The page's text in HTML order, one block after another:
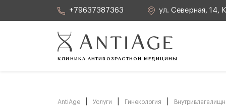
+79637387363 ул. Северная, 14,
Пн-сб: с 08:00 до 20:00 Вс: с 09:00 до 17:00
КЛИНИКА АНТИВОЗРАСТНОЙ МЕДИЦИНЫ
AntiAge Услуги Гинекология